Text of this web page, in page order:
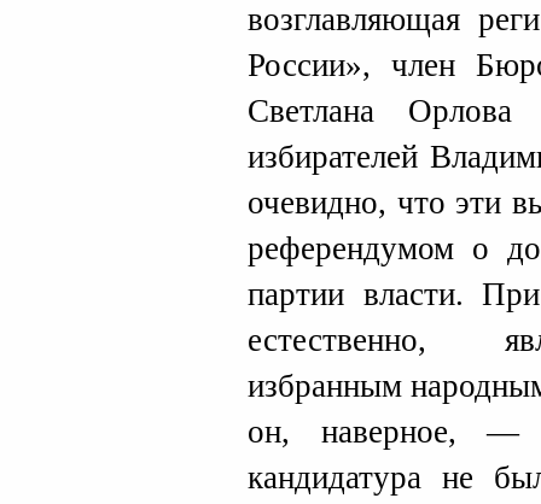
возглавляющая
России», член
Светлана Орлова
избирателей
очевидно, что эти
референдумом о
партии власти.
естественно,
избранным
он, наверное, —
кандидатура не